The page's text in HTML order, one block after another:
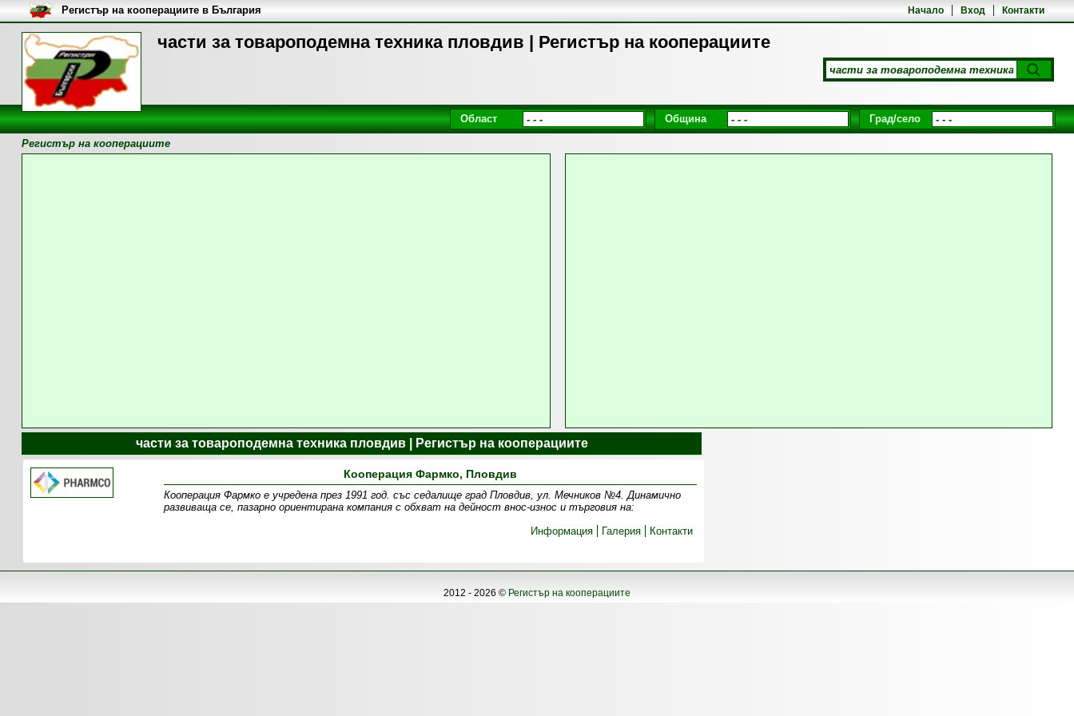
части за товароподемна техника пловдив | Регистър на кооперациите
Начало Вход Контакти
Регистър на кооперациите в България
Област Община Град/село
Регистър на кооперациите
части за товароподемна техника пловдив | Регистър на кооперациите
Кооперация Фармко, Пловдив
Кооперация Фармко е учредена през 1991 год. със седалище град Пловдив, ул. Мечников №4. Динамично
развиваща се, пазарно ориентирана компания с обхват на дейност внос-износ и търговия на:
Информация
Галерия Контакти
2012 - 2026 © Регистър на кооперациите